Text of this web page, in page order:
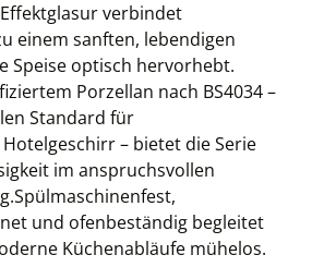
verbindet
einem sanften, lebendigen
Speise optisch hervorhebt.
Porzellan nach BS4034 –
Standard für
– bietet die Serie
im anspruchsvollen
und ofenbeständig begleitet
Küchenabläufe mühelos.